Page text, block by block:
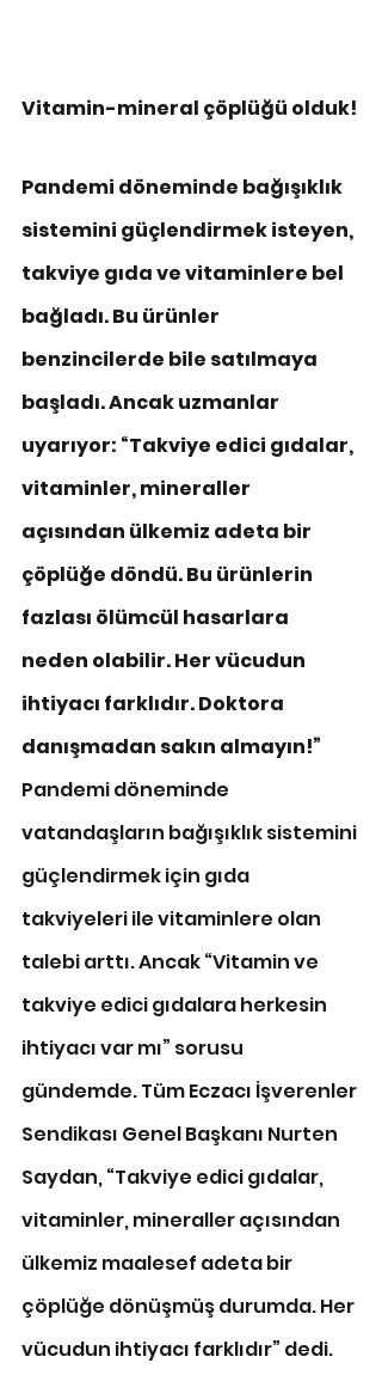
Vitamin-mineral çöplüğü olduk!
Pandemi döneminde bağışıklık
sistemini güçlendirmek isteyen,
takviye gıda ve vitaminlere bel
bağladı. Bu ürünler
benzincilerde bile satılmaya
başladı. Ancak uzmanlar
uyarıyor: “Takviye edici gıdalar,
vitaminler, mineraller
açısından ülkemiz adeta bir
çöplüğe döndü. Bu ürünlerin
fazlası ölümcül hasarlara
neden olabilir. Her vücudun
ihtiyacı farklıdır. Doktora
danışmadan sakın almayın!”
Pandemi döneminde
vatandaşların bağışıklık sistemini
güçlendirmek için gıda
takviyeleri ile vitaminlere olan
talebi arttı. Ancak “Vitamin ve
takviye edici gıdalara herkesin
ihtiyacı var mı” sorusu
gündemde. Tüm Eczacı İşverenler
Sendikası Genel Başkanı Nurten
Saydan, “Takviye edici gıdalar,
vitaminler, mineraller açısından
ülkemiz maalesef adeta bir
çöplüğe dönüşmüş durumda. Her
vücudun ihtiyacı farklıdır” dedi.